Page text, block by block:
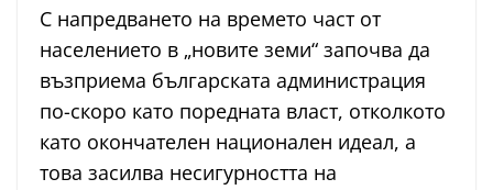
С напредването на времето част от
населението в „новите земи“ започва да
възприема българската администрация
по-скоро като поредната власт, отколкото
като окончателен национален идеал, а
това засилва несигурността на